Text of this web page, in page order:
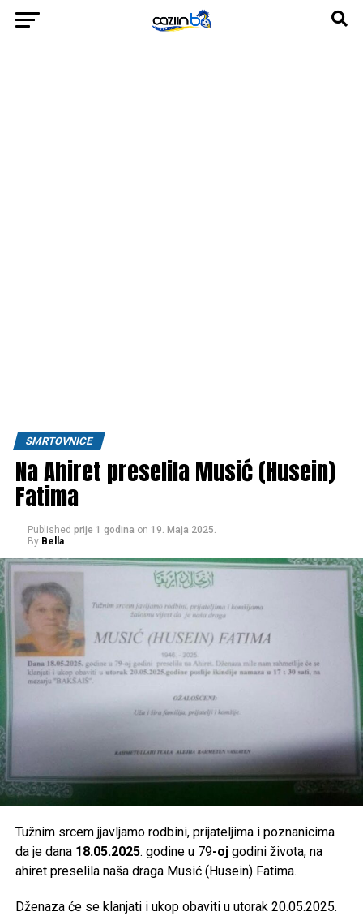
SMRTOVNICE
Na Ahiret preselila Musić (Husein)
Fatima
Published prije 1 godina on 19. Maja 2025.
By Bella
Tužnim srcem jjavljamo rodbini, prijateljima i poznanicima
da je dana 18.05.2025. godine u 79-ojgodini života, na
ahiret preselila naša draga Musić (Husein) Fatima.
Dženaza će se klanjati i ukop obaviti u utorak 20.05.2025.